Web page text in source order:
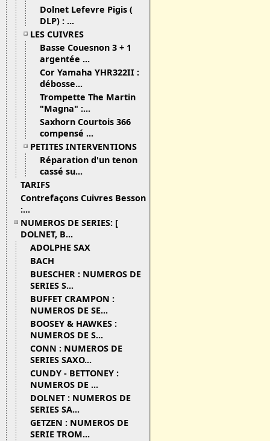
Dolnet Lefevre Pigis (
DLP) : ...
LES CUIVRES
Basse Couesnon 3 + 1
argentée ...
Cor Yamaha YHR322II :
débosse...
Trompette The Martin
"Magna" :...
Saxhorn Courtois 366
compensé ...
PETITES INTERVENTIONS
Réparation d'un tenon
cassé su...
TARIFS
Contrefaçons Cuivres Besson
:...
NUMEROS DE SERIES: [
DOLNET, B...
ADOLPHE SAX
BACH
BUESCHER : NUMEROS DE
SERIES S...
BUFFET CRAMPON :
NUMEROS DE SE...
BOOSEY & HAWKES :
NUMEROS DE S...
CONN : NUMEROS DE
SERIES SAXO...
CUNDY - BETTONEY :
NUMEROS DE ...
DOLNET : NUMEROS DE
SERIES SA...
GETZEN : NUMEROS DE
SERIE TROM...